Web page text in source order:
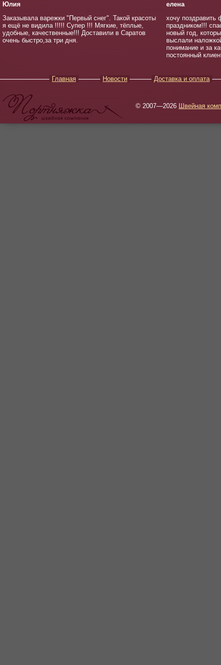
Юлия
Заказывала варежки "Первый снег". Такой красоты
я ещё не видила !!!!! Супер !!! Мягкие, тёплые,
удобные, качественные!!! Доставили в Саратов
очень быстро,за три дня.
елена
хочу
праздником!!!
новый год,
выслали
понимание и за
постоянный
Главная Новости Доставка и оплата
© 2007—2026 Швейная